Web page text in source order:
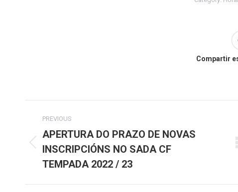
Compartir
navigation
PREVIOUS
Previous
APERTURA DO PRAZO DE NOVAS
INSCRIPCIÓNS NO SADA CF
TEMPADA 2022 / 23